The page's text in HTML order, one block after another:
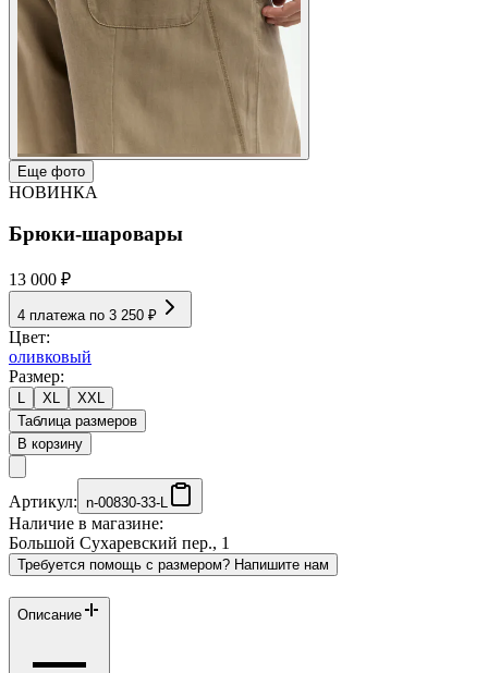
Еще фото
НОВИНКА
Брюки-шаровары
13 000 ₽
4 платежа по 3 250 ₽
Цвет:
оливковый
Размер:
L XL
XXL
Таблица размеров
В корзину
Артикул: n-00830-33-L
Наличие в магазине:
Большой Сухаревский пер., 1
Требуется помощь с размером? Напишите нам
Описание